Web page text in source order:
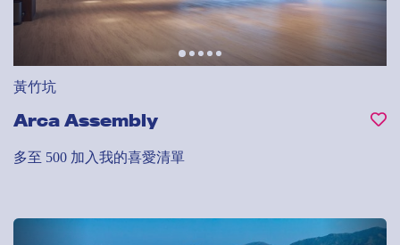
黃竹坑
Arca Assembly
多至 500 加入我的喜愛清單